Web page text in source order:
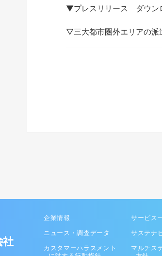
▼プレスリリース ダウン
▽三大都市圏外エリアの
企業情報 サービス
ニュース・調査データ サステナ
カスタマーハラスメント
マルチス